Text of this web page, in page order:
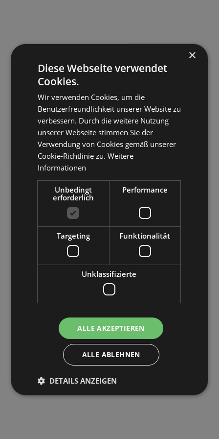
×
Diese Webseite verwendet
Cookies.
Wir verwenden Cookies, um die
Benutzerfreundlichkeit unserer Website zu
verbessern. Durch die weitere Nutzung
unserer Webseite stimmen Sie der
Verwendung von Cookies gemäß unserer
Cookie-Richtlinie zu.Weitere
Informationen
Unbedingt
erforderlich
Performance
Targeting Funktionalität
Unklassifizierte
ALLE AKZEPTIEREN
ALLE ABLEHNEN
DETAILS ANZEIGEN